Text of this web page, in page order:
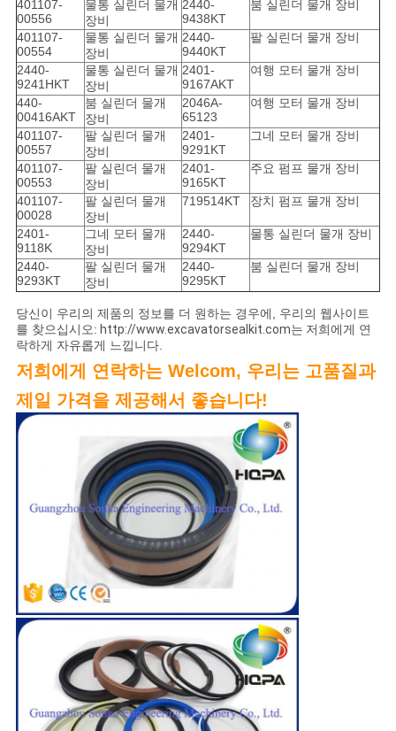
401107-
00556
물통 실린더 물개
장비
2440-
9438KT
붐 실린더 물개 장비
401107-
00554
물통 실린더 물개
장비
2440-
9440KT
팔 실린더 물개 장비
2440-
9241HKT
물통 실린더 물개
장비
2401-
9167AKT
여행 모터 물개 장비
440-
00416AKT
붐 실린더 물개
장비
2046A-
65123
여행 모터 물개 장비
401107-
00557
팔 실린더 물개
장비
2401-
9291KT
그네 모터 물개 장비
401107-
00553
팔 실린더 물개
장비
2401-
9165KT
주요 펌프 물개 장비
401107-
00028
팔 실린더 물개
장비
719514KT 장치 펌프 물개 장비
2401-
9118K
그네 모터 물개
장비
2440-
9294KT
물통 실린더 물개 장비
2440-
9293KT
팔 실린더 물개
장비
2440-
9295KT
붐 실린더 물개 장비
당신이 우리의 제품의 정보를 더 원하는 경우에, 우리의 웹사이트
를 찾으십시오: http://www.excavatorsealkit.com는 저희에게 연
락하게 자유롭게 느낍니다.
저희에게 연락하는 Welcom, 우리는 고품질과
제일 가격을 제공해서 좋습니다!